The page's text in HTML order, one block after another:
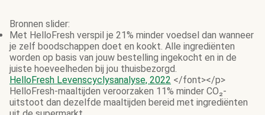
Bronnen slider:
Met HelloFresh verspil je 21% minder voedsel dan wanneer
je zelf boodschappen doet en kookt. Alle ingrediënten
worden op basis van jouw bestelling ingekocht en in de
juiste hoeveelheden bij jou thuisbezorgd.
HelloFresh Levenscyclysanalyse, 2022 </font></p>
HelloFresh-maaltijden veroorzaken 11% minder CO₂-
uitstoot dan dezelfde maaltijden bereid met ingrediënten